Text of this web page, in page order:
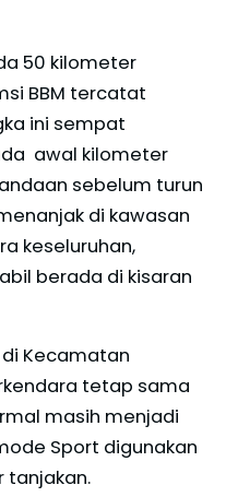
50 kilometer
BBM tercatat
ini sempat
awal kilometer
sebelum turun
di kawasan
keseluruhan,
berada di kisaran
Kecamatan
tetap sama
masih menjadi
Sport digunakan
tanjakan.